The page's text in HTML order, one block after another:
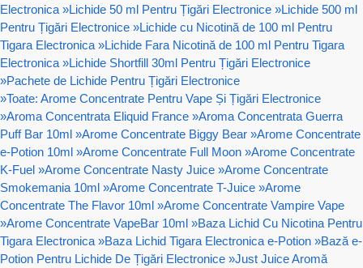
Electronica »Lichide 50 ml Pentru Țigări Electronice »Lichide 500 ml
Pentru Țigări Electronice »Lichide cu Nicotină de 100 ml Pentru
Tigara Electronica »Lichide Fara Nicotină de 100 ml Pentru Tigara
Electronica »Lichide Shortfill 30ml Pentru Țigări Electronice
»Pachete de Lichide Pentru Țigări Electronice
»Toate: Arome Concentrate Pentru Vape Și Țigări Electronice
»Aroma Concentrata Eliquid France »Aroma Concentrata Guerra
Puff Bar 10ml »Arome Concentrate Biggy Bear »Arome Concentrate
e-Potion 10ml »Arome Concentrate Full Moon »Arome Concentrate
K-Fuel »Arome Concentrate Nasty Juice »Arome Concentrate
Smokemania 10ml »Arome Concentrate T-Juice »Arome
Concentrate The Flavor 10ml »Arome Concentrate Vampire Vape
»Arome Concentrate VapeBar 10ml »Baza Lichid Cu Nicotina Pentru
Tigara Electronica »Baza Lichid Tigara Electronica e-Potion »Bază e-
Potion Pentru Lichide De Țigări Electronice »Just Juice Aromă